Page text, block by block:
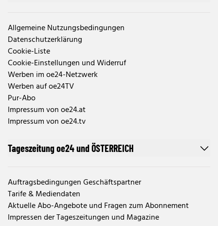
Allgemeine Nutzungsbedingungen
Datenschutzerklärung
Cookie-Liste
Cookie-Einstellungen und Widerruf
Werben im oe24-Netzwerk
Werben auf oe24TV
Pur-Abo
Impressum von oe24.at
Impressum von oe24.tv
Tageszeitung oe24 und ÖSTERREICH
Auftragsbedingungen Geschäftspartner
Tarife & Mediendaten
Aktuelle Abo-Angebote und Fragen zum Abonnement
Impressen der Tageszeitungen und Magazine